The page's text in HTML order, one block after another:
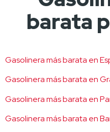
barata
Gasolinera más barata en
Gasolinera más barata en
Gasolinera más barata en
Gasolinera más barata en